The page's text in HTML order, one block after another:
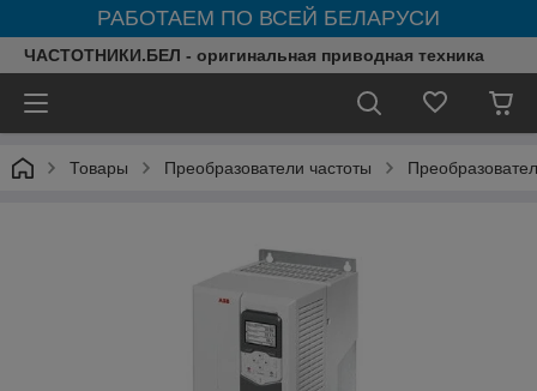
РАБОТАЕМ ПО ВСЕЙ БЕЛАРУСИ
ЧАСТОТНИКИ.БЕЛ - оригинальная приводная техника
Товары Преобразователи частоты